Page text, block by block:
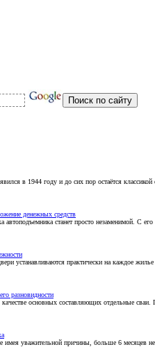
в 1944 году и до сих пор остаётся
денежных средств
автоподъемника станет просто незаменимой. С
устанавливаются практически на каждое
разновидности
основных составляющих отдельные
имея уважительной причины, больше 6 месяцев